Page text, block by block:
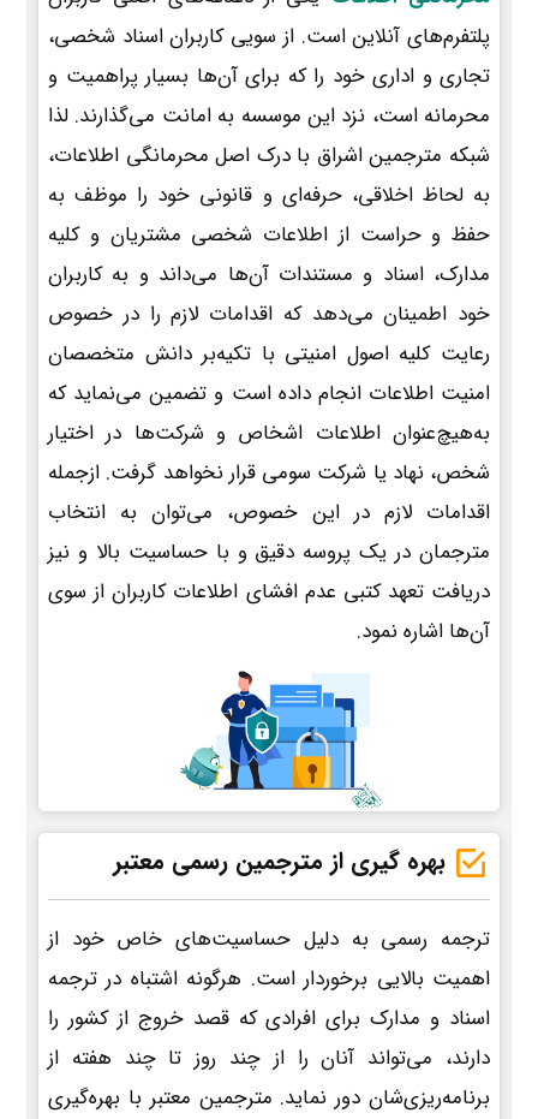
پلتفرم‌های آنلاین است. از سویی کاربران اسناد شخصی،
تجاری و اداری خود را که برای آن‌ها بسیار پراهمیت و
محرمانه است، نزد این موسسه به امانت می‌گذارند. لذا
شبکه مترجمین اشراق با درک اصل محرمانگی اطلاعات،
به لحاظ اخلاقی، حرفه‌ای و قانونی خود را موظف به
حفظ و حراست از اطلاعات شخصی مشتریان و کلیه
مدارک، اسناد و مستندات آن‌ها می‌داند و به کاربران
خود اطمینان می‌دهد که اقدامات لازم را در خصوص
رعایت کلیه اصول امنیتی با تکیه‌بر دانش متخصصان
امنیت اطلاعات انجام داده است و تضمین می‌نماید که
به‌هیچ‌عنوان اطلاعات اشخاص و شرکت‌ها در اختیار
شخص، نهاد یا شرکت سومی قرار نخواهد گرفت. ازجمله
اقدامات لازم در این خصوص، می‌توان به انتخاب
مترجمان در یک پروسه دقیق و با حساسیت بالا و نیز
دریافت تعهد کتبی عدم افشای اطلاعات کاربران از سوی
آن‌ها اشاره نمود.
بهره گیری از مترجمین رسمی معتبر
ترجمه رسمی به دلیل حساسیت‌های خاص خود از
اهمیت بالایی برخوردار است. هرگونه اشتباه در ترجمه
اسناد و مدارک برای افرادی که قصد خروج از کشور را
دارند، می‌تواند آنان را از چند روز تا چند هفته از
برنامه‌ریزی‌شان دور نماید. مترجمین معتبر با بهره‌گیری